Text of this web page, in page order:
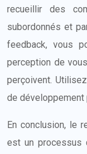
recueillir des
subordonnés et
feedback, vous
perception de
perçoivent.
de développement
En conclusion, le
est un processus